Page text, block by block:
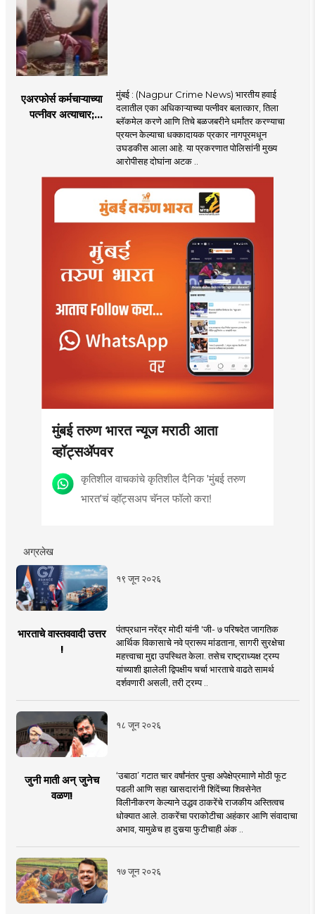
केला दावा
एअरफोर्स कर्मचाऱ्याच्या
पत्नीवर अत्याचार;
मुंबई : (Nagpur Crime News) भारतीय हवाई
दलातील एका अधिकाऱ्याच्या पत्नीवर बलात्कार, तिला
ब्लॅकमेल करणे आणि तिचे बळजबरीने धर्मांतर करण्याचा
प्रयत्न केल्याचा धक्कादायक प्रकार नागपूरमधून
उघडकीस आला आहे. या प्रकरणात पोलिसांनी मुख्य
आरोपीसह दोघांना अटक ..
मुंबई तरुण भारत न्यूज मराठी आता
व्हॉट्सॲपवर
कृतिशील वाचकांचे कृतिशील दैनिक 'मुंबई तरुण
भारत'चं व्हॉट्सअप चॅनल फॉलो करा!
अग्रलेख
१९ जून २०२६
भारताचे वास्तववादी उत्तर
!
पंतप्रधान नरेंद्र मोदी यांनी 'जी- ७ परिषदेत जागतिक
आर्थिक विकासाचे नवे प्रारूप मांडताना, सागरी सुरक्षेचा
महत्त्वाचा मुद्दा उपस्थित केला. तसेच राष्ट्राध्यक्ष ट्रम्प
यांच्याशी झालेली द्विपक्षीय चर्चा भारताचे वाढते सामर्थ
दर्शवणारी असली, तरी ट्रम्प ..
१८ जून २०२६
जुनी माती अन् जुनेच
वळण!
‘उबाठा’ गटात चार वर्षांनंतर पुन्हा अपेक्षेप्रमााणे मोठी फूट
पडली आणि सहा खासदारांनी शिंदेंच्या शिवसेनेत
विलीनीकरण केल्याने उद्धव ठाकरेंचे राजकीय अस्तित्वच
धोक्यात आले. ठाकरेंचा पराकोटीचा अहंकार आणि संवादाचा
अभाव, यामुळेच हा दुसर्‍या फुटीचाही अंक ..
१७ जून २०२६